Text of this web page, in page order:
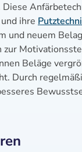
ihre
und neuem
Beläge
Durch